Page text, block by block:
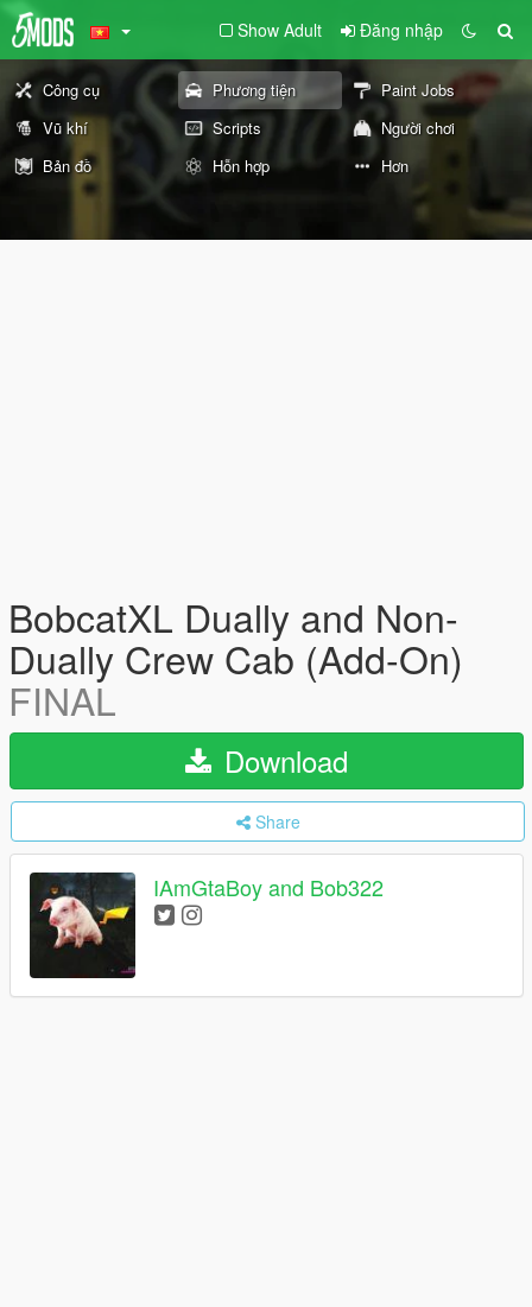
Show Adult Đăng nhập
Công cụ Phương tiện
Paint Jobs
Vũ khí
Scripts
Người chơi
Bản đồ
Hỗn hợp Hơn
BobcatXL Dually and Non-
Dually Crew Cab (Add-On)
FINAL
Download
Share
IAmGtaBoy and Bob322